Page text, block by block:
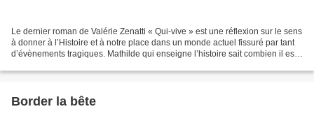
Le dernier roman de Valérie Zenatti « Qui-vive » est une réflexion sur le sens
à donner à l’Histoire et à notre place dans un monde actuel fissuré par tant
d’évènements tragiques. Mathilde qui enseigne l’histoire sait combien il est
Border la bête